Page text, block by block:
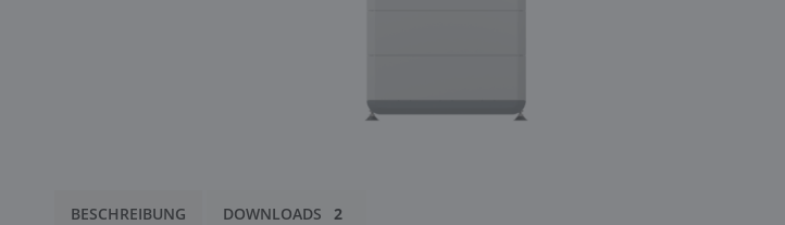
BESCHREIBUNG DOWNLOADS 2